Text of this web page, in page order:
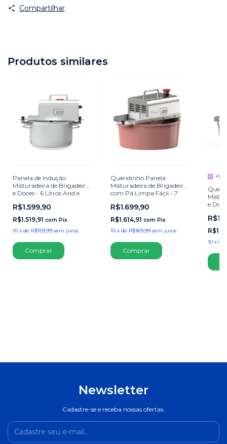
Compartilhar
Produtos similares
Panela de Indução
Misturadeira de Brigadeiro
e Doces - 6 Litros And e
Brigadeiro Alumínio
R$1.599,90
R$1.519,91 com Pix
10 x de R$159,99 sem juros
Comprar
Queridinho Panela
Misturadeira de Brigadeiro
com Pá Limpa Fácil - 7
Inox Para Brigadeiro Rosa
R$1.699,90
R$1.614,91 com Pix
10 x de R$169,99 sem juros
Comprar
+1
e
10 x de
Newsletter
Cadastre-se e receba nossas ofertas.